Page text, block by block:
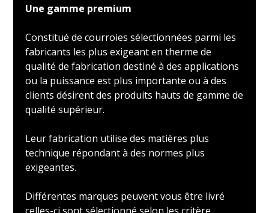
Une gamme premium
Constitué de courroies sélectionnées parmi les
fabricants les plus exigeant en therme de
qualité de fabrication destiné à des applications
ou la puissance est plus importante ou à des
clients désirent des produits hauts de gamme de
qualité supérieur.
Leur fabrication utilise des matières plus
technique répondant à des normes plus
exigeantes.
Différentes marques peuvent vous être livré